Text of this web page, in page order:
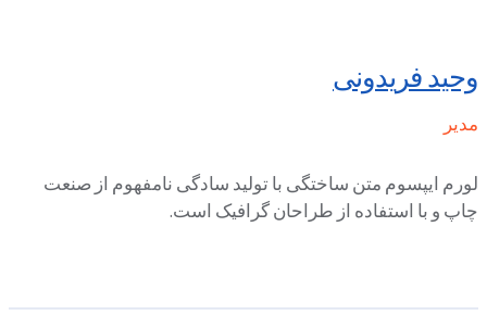
وحید فریدونی
مدیر
لورم ایپسوم متن ساختگی با تولید سادگی نامفهوم از صنعت
چاپ و با استفاده از طراحان گرافیک است.